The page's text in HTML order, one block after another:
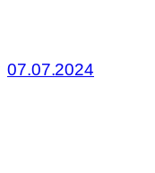
07.07.2024